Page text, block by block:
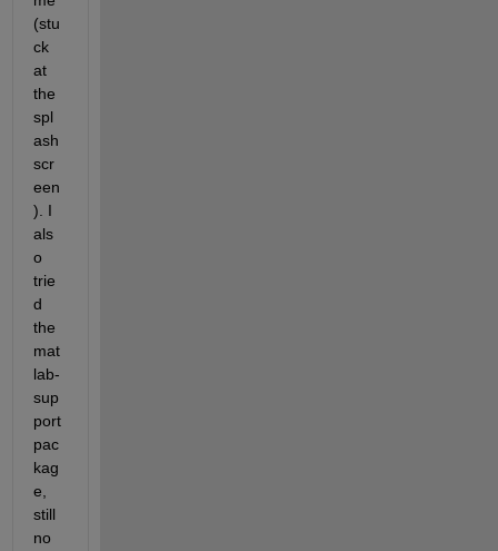
(stu
ck
at
the
spl
ash
scr
een
). I
als
o
trie
d
the
mat
lab-
sup
port
pac
kag
e,
still
no